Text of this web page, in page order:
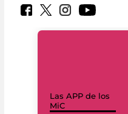
Las APP de los
MiC